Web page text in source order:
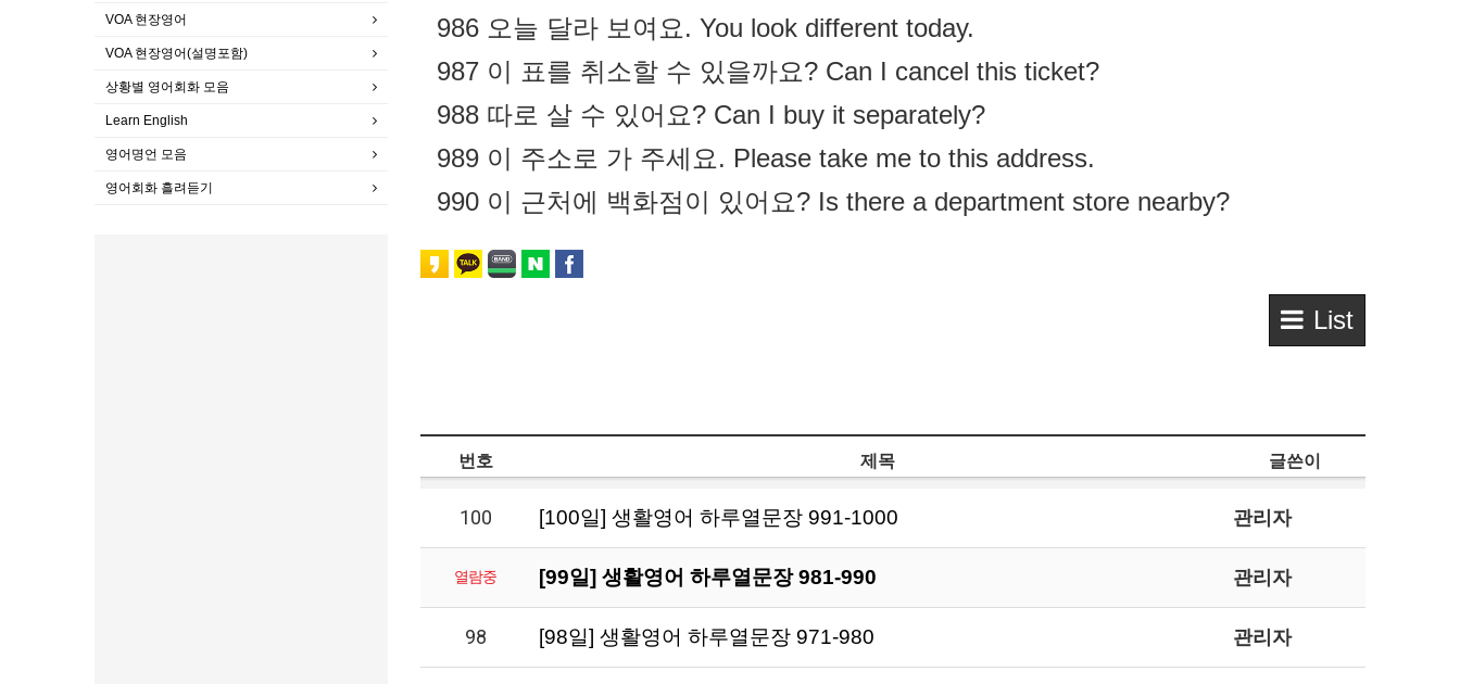
986 오늘 달라 보여요. You look different today.
987 이 표를 취소할 수 있을까요? Can I cancel this ticket?
988 따로 살 수 있어요? Can I buy it separately?
989 이 주소로 가 주세요. Please take me to this address.
990 이 근처에 백화점이 있어요? Is there a department store nearby?
List
번호 제목 글쓴이
100 [100일] 생활영어 하루열문장 991-1000 관리자
열람중 [99일] 생활영어 하루열문장 981-990 관리자
98 [98일] 생활영어 하루열문장 971-980 관리자
VOA 현장영어
VOA 현장영어(설명포함)
상황별 영어회화 모음
Learn English
영어명언 모음
영어회화 흘려듣기